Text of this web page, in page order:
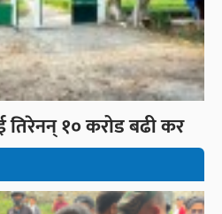
तिरेनन् १० करोड बढी कर